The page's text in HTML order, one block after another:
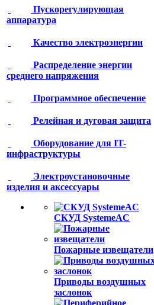
Пускорегулирующая
аппаратура
Качество электроэнергии
Распределение энергии
среднего напряжения
Программное обеспечение
Релейная и дуговая защита
Оборудование для IT-
инфраструктуры
Электроустановочные
изделия и аксессуары
СКУД SystemeAC
Пожарные извещатели
Приводы воздушных
заслонок